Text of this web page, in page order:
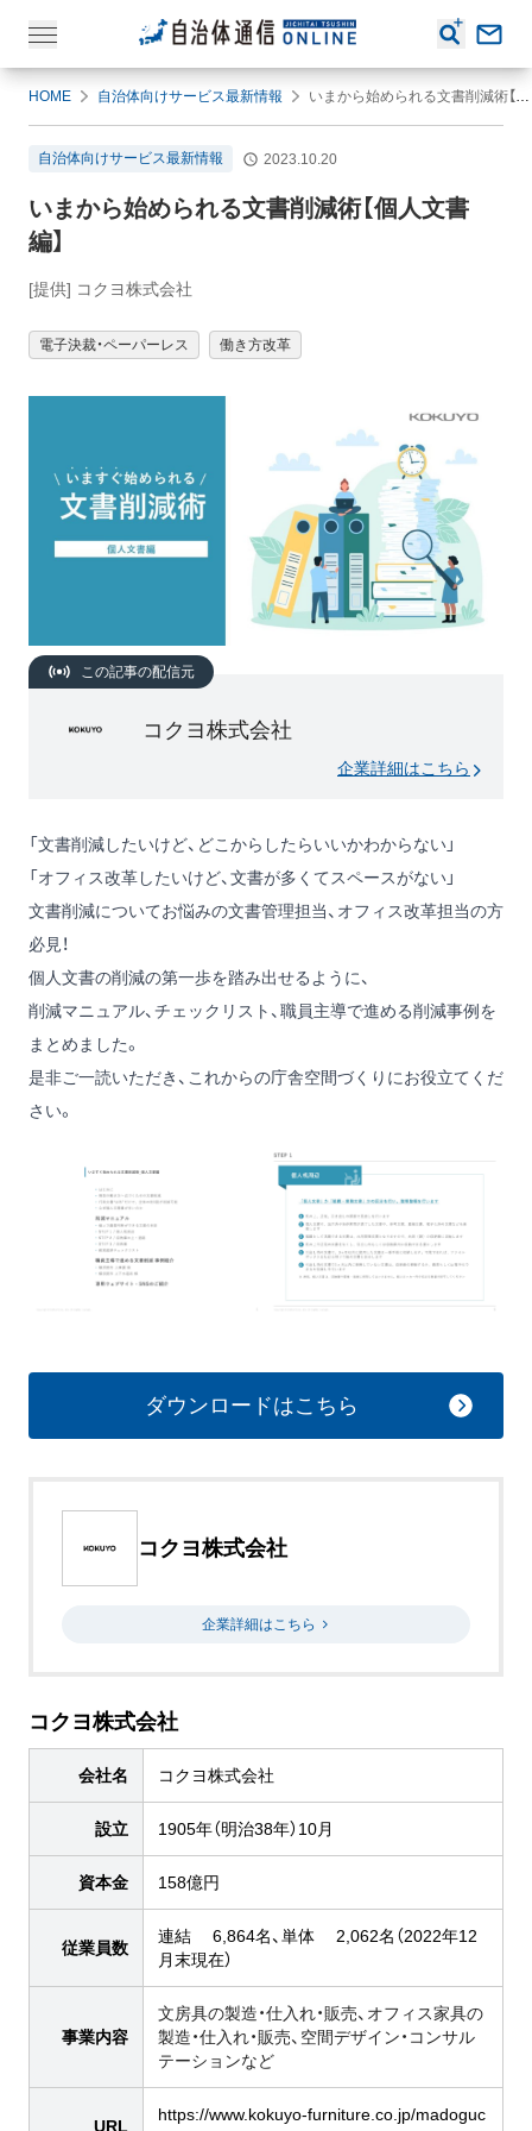
HOME 自治体向けサービス最新情報 いまから始められる文書削減術【個人文書編】
自治体向けサービス最新情報 2023.10.20
いまから始められる文書削減術【個人文書
編】
[提供] コクヨ株式会社
電子決裁・ペーパーレス 働き方改革
この記事の配信元
コクヨ株式会社
企業詳細はこちら
「文書削減したいけど、どこからしたらいいかわからない」
「オフィス改革したいけど、文書が多くてスペースがない」
文書削減についてお悩みの文書管理担当、オフィス改革担当の方
必見！
個人文書の削減の第一歩を踏み出せるように、
削減マニュアル、チェックリスト、職員主導で進める削減事例を
まとめました。
是非ご一読いただき、これからの庁舎空間づくりにお役立てくだ
さい。
ダウンロードはこちら
コクヨ株式会社
企業詳細はこちら
コクヨ株式会社
会社名 コクヨ株式会社
設立 1905年（明治38年）10月
資本金 158億円
従業員数
連結 6,864名、単体 2,062名（2022年12
月末現在）
事業内容
文房具の製造・仕入れ・販売、オフィス家具の
製造・仕入れ・販売、空間デザイン・コンサル
テーションなど
URL
https://www.kokuyo-furniture.co.jp/madoguc